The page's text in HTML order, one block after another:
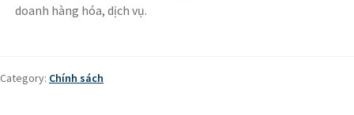
doanh hàng hóa, dịch vụ.
Category: Chính sách